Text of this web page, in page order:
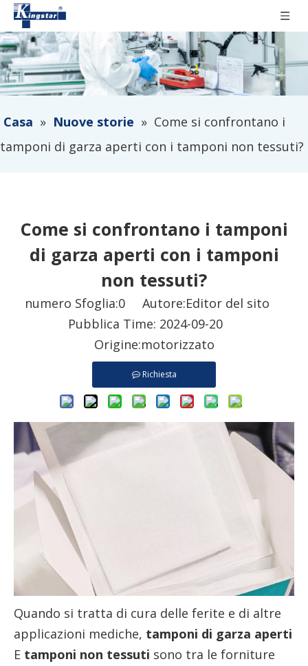
Casa » Nuove storie » Come si confrontano i
tamponi di garza aperti con i tamponi non tessuti?
Come si confrontano i tamponi
di garza aperti con i tamponi
non tessuti?
numero Sfoglia:0 Autore:Editor del sito
Pubblica Time: 2024-09-20
Origine:motorizzato
Richiesta
Quando si tratta di cura delle ferite e di altre
applicazioni mediche, tamponi di garza aperti
E tamponi non tessuti sono tra le forniture